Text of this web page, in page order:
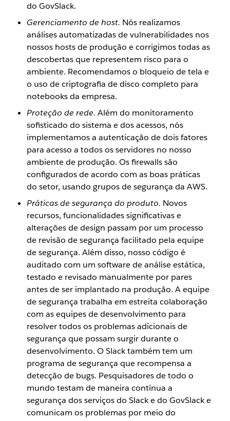
do GovSlack.
Gerenciamento de host. Nós realizamos
análises automatizadas de vulnerabilidades nos
nossos hosts de produção e corrigimos todas as
descobertas que representem risco para o
ambiente. Recomendamos o bloqueio de tela e
o uso de criptografia de disco completo para
notebooks da empresa.
Proteção de rede. Além do monitoramento
sofisticado do sistema e dos acessos, nós
implementamos a autenticação de dois fatores
para acesso a todos os servidores no nosso
ambiente de produção. Os firewalls são
configurados de acordo com as boas práticas
do setor, usando grupos de segurança da AWS.
Práticas de segurança do produto. Novos
recursos, funcionalidades significativas e
alterações de design passam por um processo
de revisão de segurança facilitado pela equipe
de segurança. Além disso, nosso código é
auditado com um software de análise estática,
testado e revisado manualmente por pares
antes de ser implantado na produção. A equipe
de segurança trabalha em estreita colaboração
com as equipes de desenvolvimento para
resolver todos os problemas adicionais de
segurança que possam surgir durante o
desenvolvimento. O Slack também tem um
programa de segurança que recompensa a
detecção de bugs. Pesquisadores de todo o
mundo testam de maneira contínua a
segurança dos serviços do Slack e do GovSlack e
comunicam os problemas por meio do